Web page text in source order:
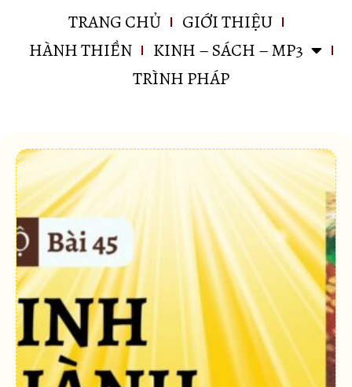
TRANG CHỦ
GIỚI THIỆU
HÀNH THIỀN
KINH – SÁCH – MP3
TRÌNH PHÁP